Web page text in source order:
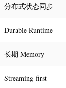
分布式状态同步
Durable Runtime
长期 Memory
Streaming-first